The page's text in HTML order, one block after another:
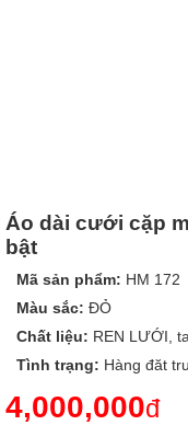
Áo dài cưới cặp
bật
Mã sản phẩm: HM 172
Màu sắc: ĐỎ
Chất liệu: REN LƯỚI,
Tình trạng: Hàng đăt
4,000,000đ